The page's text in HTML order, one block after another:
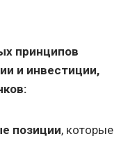
принципов
и инвестиции,
позиции, которые